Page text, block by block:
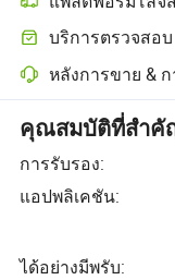
บริการตรวจสอบ
หลังการขาย &
คุณสมบัติที่สำคั
การรับรอง:
แอปพลิเคชัน:
ได้อย่างมีพรับ: